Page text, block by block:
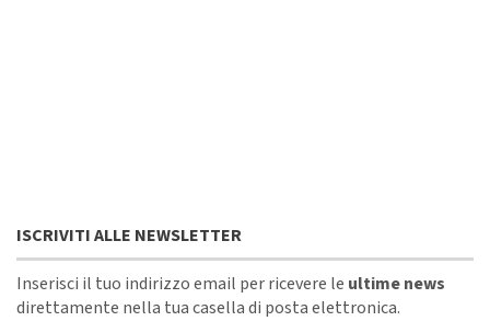
ISCRIVITI ALLE NEWSLETTER
Inserisci il tuo indirizzo email per ricevere le ultime news
direttamente nella tua casella di posta elettronica.